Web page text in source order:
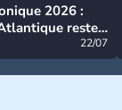
2026 :
reste
22/07